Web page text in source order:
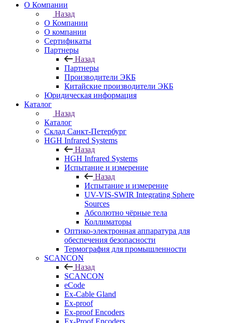
О Компании
Назад
О Компании
О компании
Сертификаты
Партнеры
Назад
Партнеры
Производители ЭКБ
Китайские производители ЭКБ
Юридическая информация
Каталог
Назад
Каталог
Cклад Санкт-Петербург
HGH Infrared Systems
Назад
HGH Infrared Systems
Испытание и измерение
Назад
Испытание и измерение
UV-VIS-SWIR Integrating Sphere
Sources
Абсолютно чёрные тела
Коллиматоры
Оптико-электронная аппаратура для
обеспечения безопасности
Термография для промышленности
SCANCON
Назад
SCANCON
eCode
Ex-Cable Gland
Ex-proof
Ex-proof Encoders
Ex-Proof Encoders